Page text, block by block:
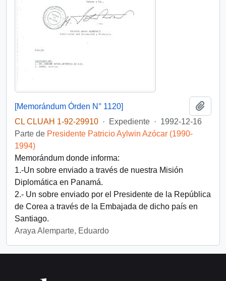
[Memorándum Órden N° 1120]
CL CLUAH 1-92-29910 · Expediente · 1992-12-16
Parte de Presidente Patricio Aylwin Azócar (1990-
1994)
Memorándum donde informa:
1.-Un sobre enviado a través de nuestra Misión
Diplomática en Panamá.
2.- Un sobre enviado por el Presidente de la República
de Corea a través de la Embajada de dicho país en
Santiago.
Araya Alemparte, Eduardo